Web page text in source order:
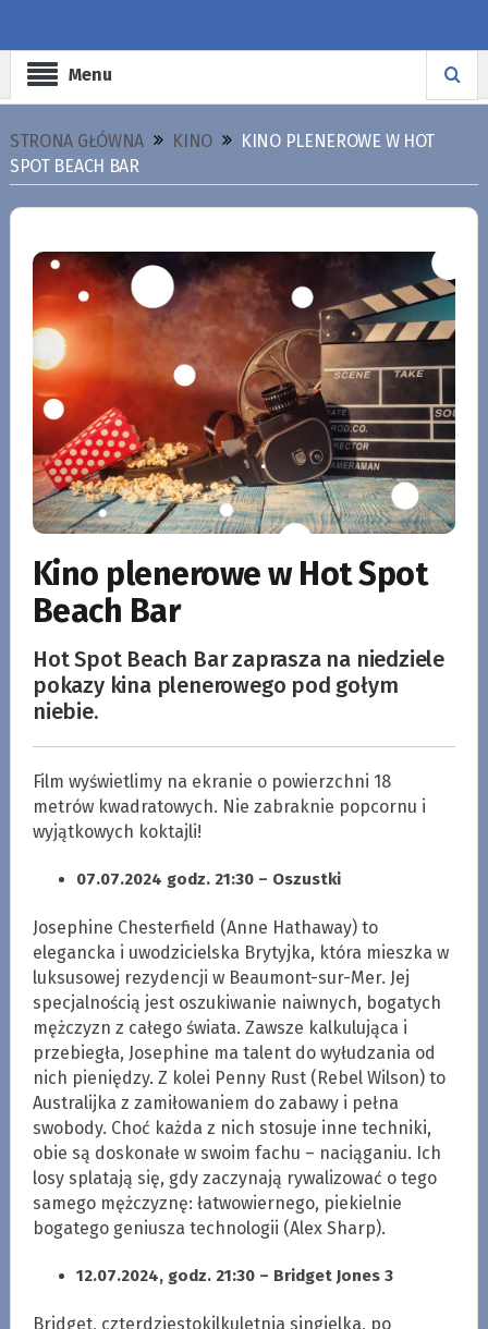
Menu
STRONA GŁÓWNA KINO
KINO PLENEROWE W HOT
SPOT BEACH BAR
Kino plenerowe w Hot Spot
Beach Bar
Hot Spot Beach Bar zaprasza na niedziele
pokazy kina plenerowego pod gołym
niebie.
Film wyświetlimy na ekranie o powierzchni 18
metrów kwadratowych. Nie zabraknie popcornu i
wyjątkowych koktajli!
07.07.2024 godz. 21:30 – Oszustki
Josephine Chesterfield (Anne Hathaway) to
elegancka i uwodzicielska Brytyjka, która mieszka w
luksusowej rezydencji w Beaumont-sur-Mer. Jej
specjalnością jest oszukiwanie naiwnych, bogatych
mężczyzn z całego świata. Zawsze kalkulująca i
przebiegła, Josephine ma talent do wyłudzania od
nich pieniędzy. Z kolei Penny Rust (Rebel Wilson) to
Australijka z zamiłowaniem do zabawy i pełna
swobody. Choć każda z nich stosuje inne techniki,
obie są doskonałe w swoim fachu – naciąganiu. Ich
losy splatają się, gdy zaczynają rywalizować o tego
samego mężczyznę: łatwowiernego, piekielnie
bogatego geniusza technologii (Alex Sharp).
12.07.2024, godz. 21:30 – Bridget Jones 3
Bridget, czterdziestokilkuletnia singielka, po